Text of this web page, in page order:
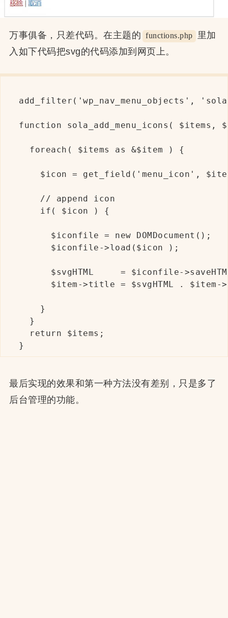
万事俱备，只差代码。在主题的 functions.php
里加
入如下代码把svg的代码添加到网页上。
add_filter('wp_nav_menu_objects',
function sola_add_menu_icons( $items,
  foreach( $items as &$item ) {
$icon = get_field('menu_icon',
    // append icon
    if( $icon ) {
      $iconfile = new DOMDocument();
      $iconfile->load($icon );
$svgHTML     = $iconfile-
$item->title = $svgHTML . $item-
    }
  }
  return $items;
}
最后实现的效果和第一种方法没有差别，只是多了
后台管理的功能。